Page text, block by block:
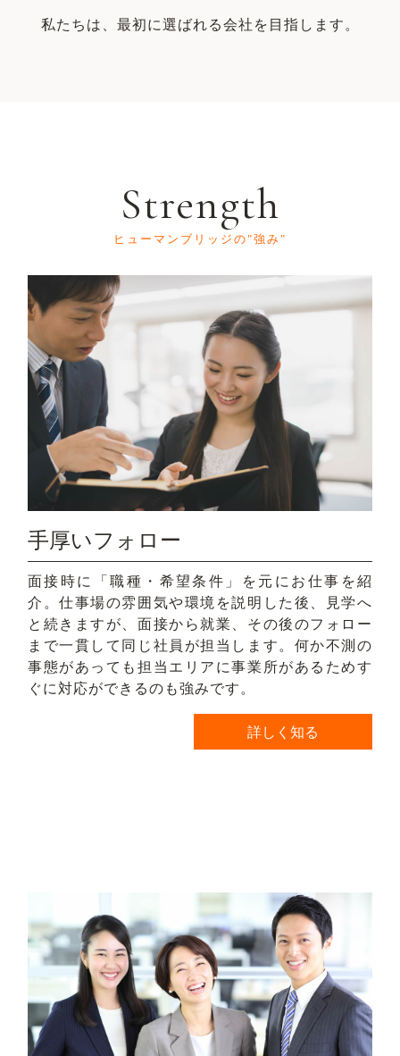
私たちは、最初に選ばれる会社を目指します。
Strength
ヒューマンブリッジの"強み"
手厚いフォロー
面接時に「職種・希望条件」を元にお仕事を紹
介。仕事場の雰囲気や環境を説明した後、見学へ
と続きますが、面接から就業、その後のフォロー
まで一貫して同じ社員が担当します。何か不測の
事態があっても担当エリアに事業所があるためす
ぐに対応ができるのも強みです。
詳しく知る